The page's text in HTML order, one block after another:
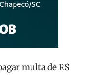
multa de R$